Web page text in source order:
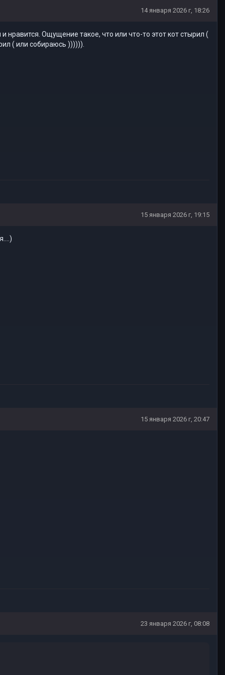
14 января 2026 г, 18:26
нравится. Ощущение такое, что или что-то этот кот стырил (
( или собираюсь )))))).
15 января 2026 г, 19:15
15 января 2026 г, 20:47
23 января 2026 г, 08:08